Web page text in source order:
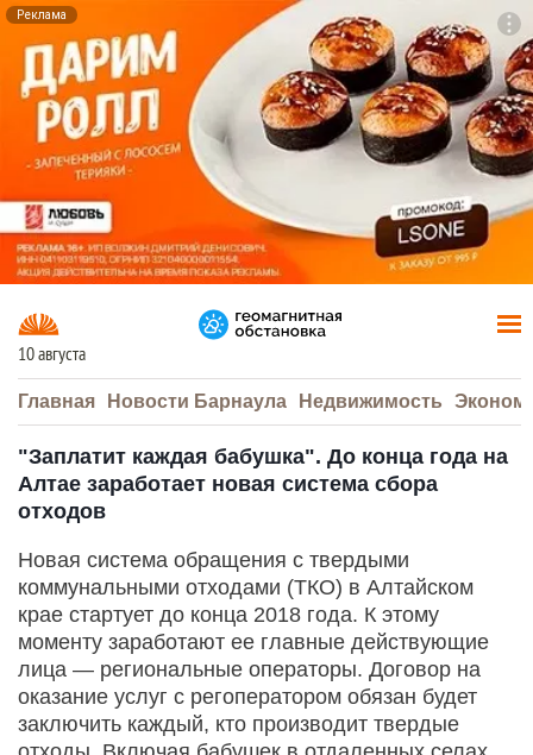
Реклама
10 августа
Главная Новости Барнаула Недвижимость
"Заплатит каждая бабушка". До конца года на
Алтае заработает новая система сбора
отходов
Новая система обращения с твердыми
коммунальными отходами (ТКО) в Алтайском
крае стартует до конца 2018 года. К этому
моменту заработают ее главные действующие
лица — региональные операторы. Договор на
оказание услуг с регоператором обязан будет
заключить каждый, кто производит твердые